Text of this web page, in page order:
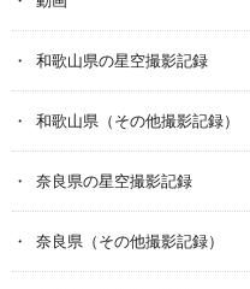
和歌山県の星空撮影記録
和歌山県（その他撮影記録）
奈良県の星空撮影記録
奈良県（その他撮影記録）